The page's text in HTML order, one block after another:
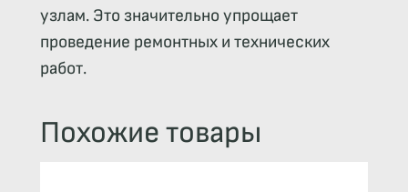
узлам. Это значительно упрощает
проведение ремонтных и технических
работ.
Похожие товары